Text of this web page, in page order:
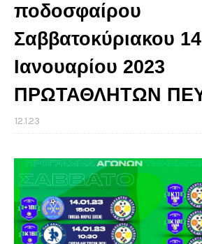
ποδοσφαίρου
Σαββατοκύριακου
Ιανουαρίου 2023
ΠΡΩΤΑΘΛΗΤΩΝ
12.1.23